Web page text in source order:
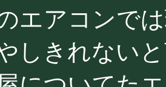
エアコンで
しきれない